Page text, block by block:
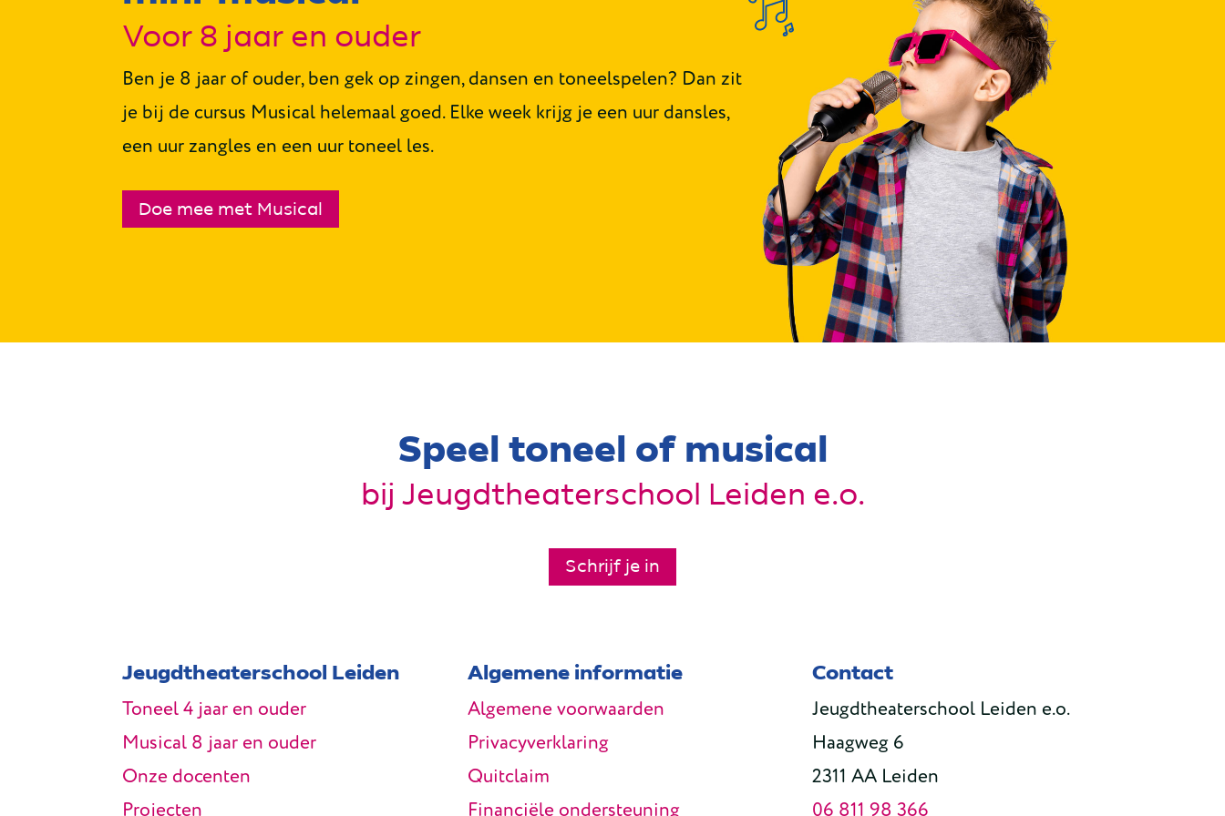
Voor 8 jaar en ouder
Ben je 8 jaar of ouder, ben gek op zingen, dansen en toneelspelen? Dan zit
je bij de cursus Musical helemaal goed. Elke week krijg je een uur dansles,
een uur zangles en een uur toneel les.
Doe mee met Musical
Speel toneel of musical
bij Jeugdtheaterschool Leiden e.o.
Schrijf je in
Jeugdtheaterschool Leiden
Toneel 4 jaar en ouder
Musical 8 jaar en ouder
Onze docenten
Algemene informatie
Algemene voorwaarden
Privacyverklaring
Quitclaim
Contact
Jeugdtheaterschool Leiden e.o.
Haagweg 6
2311 AA Leiden